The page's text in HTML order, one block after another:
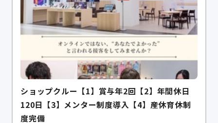
ショップクルー【1】賞与年2回【2】年間休日
120日【3】メンター制度導入【4】産休育休制
度完備